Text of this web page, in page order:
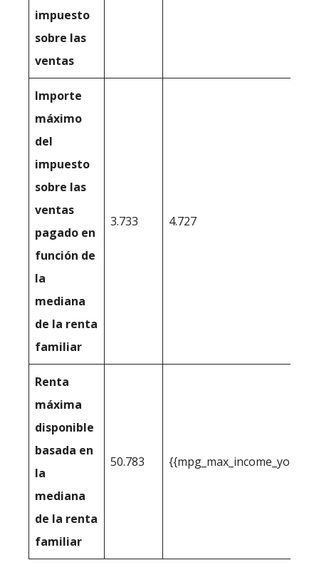
impuesto
sobre las
ventas
Importe
máximo
del
impuesto
sobre las
ventas
pagado en
función de
la
mediana
de la renta
familiar
3.733 4.727
Renta
máxima
disponible
basada en
la
mediana
de la renta
familiar
50.783